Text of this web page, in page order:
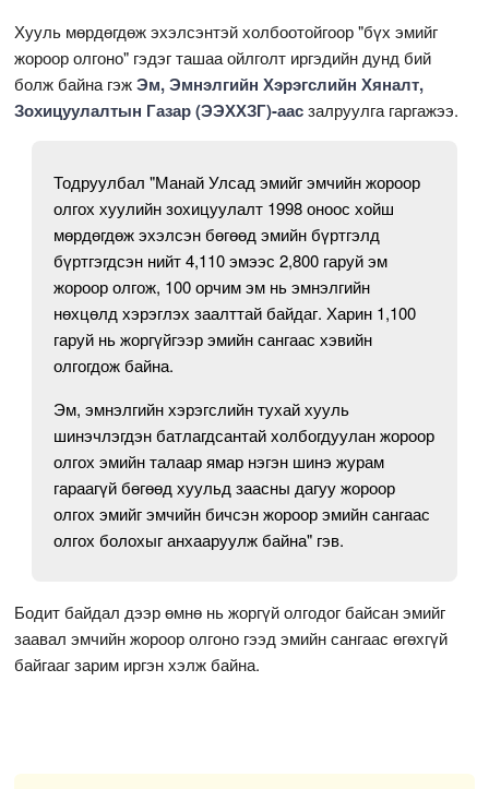
Хууль мөрдөгдөж эхэлсэнтэй холбоотойгоор "бүх эмийг
жороор олгоно" гэдэг ташаа ойлголт иргэдийн дунд бий
болж байна гэжЭм, Эмнэлгийн Хэрэгслийн Хяналт,
Зохицуулалтын Газар (ЭЭХХЗГ)-аасзалруулга гаргажээ.
Тодруулбал "Манай Улсад эмийг эмчийн жороор
олгох хуулийн зохицуулалт 1998 оноос хойш
мөрдөгдөж эхэлсэн бөгөөд эмийн бүртгэлд
бүртгэгдсэн нийт 4,110 эмээс 2,800 гаруй эм
жороор олгож, 100 орчим эм нь эмнэлгийн
нөхцөлд хэрэглэх заалттай байдаг. Харин 1,100
гаруй нь жоргүйгээр эмийн сангаас хэвийн
олгогдож байна.
Эм, эмнэлгийн хэрэгслийн тухай хууль
шинэчлэгдэн батлагдсантай холбогдуулан жороор
олгох эмийн талаар ямар нэгэн шинэ журам
гараагүй бөгөөд хуульд заасны дагуу жороор
олгох эмийг эмчийн бичсэн жороор эмийн сангаас
олгох болохыг анхааруулж байна" гэв.
Бодит байдал дээр өмнө нь жоргүй олгодог байсан эмийг
заавал эмчийн жороор олгоно гээд эмийн сангаас өгөхгүй
байгааг зарим иргэн хэлж байна.